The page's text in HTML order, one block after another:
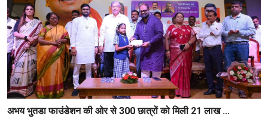
अभय भुतडा फाउंडेशन की ओर से 300 छात्रों को मिली 21 लाख ...